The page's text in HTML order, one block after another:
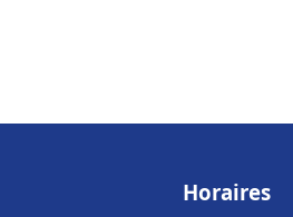
Horaires